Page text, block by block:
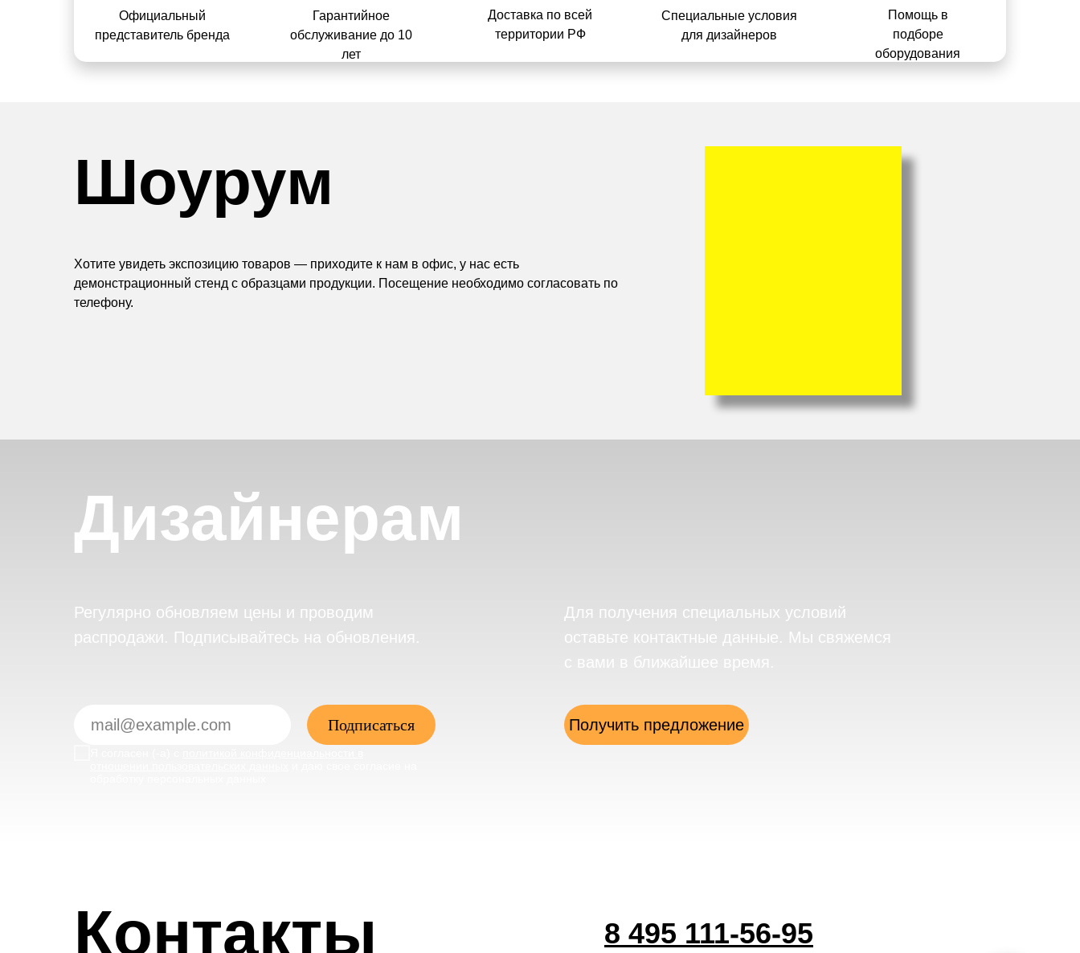
Официальный
представитель бренда
Доставка по всей
территории РФ
Гарантийное
обслуживание до 10
лет
Специальные условия
для дизайнеров
Помощь в
подборе
оборудования
Шоурум
Хотите увидеть экспозицию товаров — приходите к нам в офис, у нас есть
демонстрационный стенд с образцами продукции. Посещение необходимо согласовать по
телефону.
Дизайнерам
Регулярно обновляем цены и проводим
распродажи. Подписывайтесь на обновления.
Подписаться
Для получения специальных условий
оставьте контактные данные. Мы свяжемся
с вами в ближайшее время.
Получить предложение
Контакты 8 495 111-56-95